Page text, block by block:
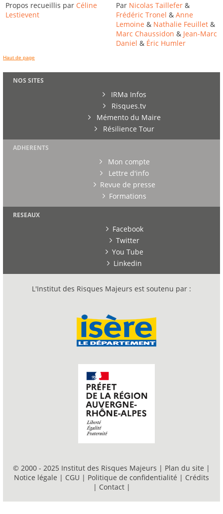
Propos recueillis par Céline
Lestievent
Par Nicolas Taillefer &
Frédéric Tronel &Anne
Lemoine & Nathalie Feuillet &
Marc Chaussidon & Jean-Marc
Daniel & Éric Humler
Haut de page
NOS SITES
IRMa Infos
Risques.tv
Mémento du Maire
Résilience Tour
ADHERENTS
Mon compte
Lettre d'info
Revue de presse
Formations
RESEAUX
Facebook
Twitter
You Tube
Linkedin
L'Institut des Risques Majeurs est soutenu par :
© 2000 - 2025 Institut des Risques Majeurs | Plan du site |
Notice légale | CGU | Politique de confidentialité | Crédits
| Contact |